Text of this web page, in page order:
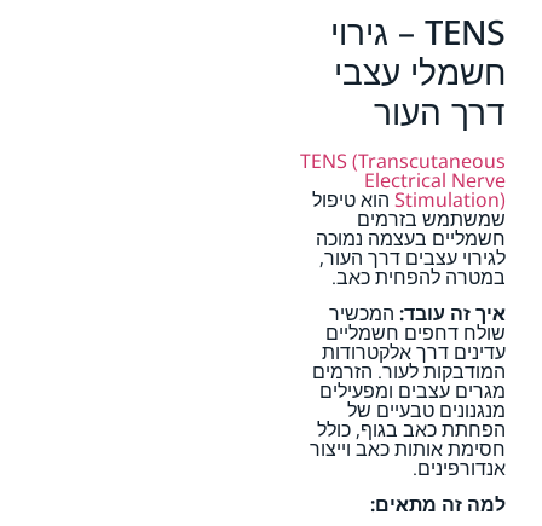
TENS – גירוי
חשמלי עצבי
דרך העור
TENS (Transcutaneous
Electrical Nerve
Stimulation) הוא טיפול
שמשתמש בזרמים
חשמליים בעצמה נמוכה
לגירוי עצבים דרך העור,
במטרה להפחית כאב.
איך זה עובד: המכשיר
שולח דחפים חשמליים
עדינים דרך אלקטרודות
המודבקות לעור. הזרמים
מגרים עצבים ומפעילים
מנגנונים טבעיים של
הפחתת כאב בגוף, כולל
חסימת אותות כאב וייצור
אנדורפינים.
למה זה מתאים: